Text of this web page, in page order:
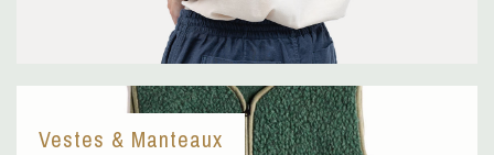
Vestes & Manteaux